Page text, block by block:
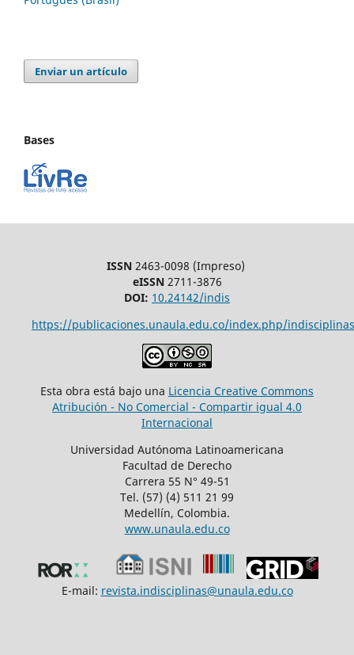
Enviar un artículo
Bases
ISSN2463-0098 (Impreso)
eISSN2711-3876
DOI: 10.24142/indis
https://publicaciones.unaula.edu.co/index.php/
Esta obra está bajo una Licencia Creative Commons
Atribución - No Comercial - Compartir igual 4.0
Internacional
Universidad Autónoma Latinoamericana
Facultad de Derecho
Carrera 55 N° 49-51
Tel. (57) (4) 511 21 99
Medellín, Colombia.
www.unaula.edu.co
E-mail: revista.indisciplinas@unaula.edu.co